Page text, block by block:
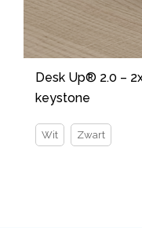
Desk Up® 2.0 –
keystone
Wit Zwart